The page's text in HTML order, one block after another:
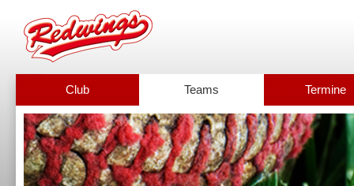
Club Teams Termine